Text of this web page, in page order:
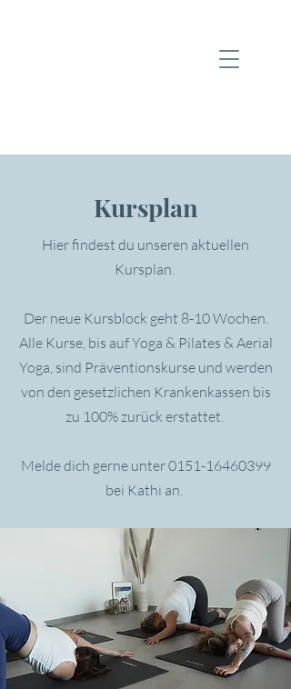
Kursplan
Hier findest du unseren aktuellen
Kursplan.
Der neue Kursblock geht 8-10 Wochen.
Alle Kurse, bis auf Yoga & Pilates & Aerial
Yoga, sind Präventionskurse und werden
von den gesetzlichen Krankenkassen bis
zu 100% zurück erstattet.
Melde dich gerne unter0151-16460399
bei Kathi an.